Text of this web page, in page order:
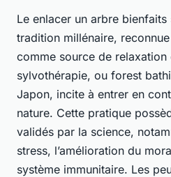
Le enlacer un arbre bienfaits
tradition millénaire,
comme source de relaxation
sylvothérapie, ou forest
Japon, incite à entrer en
nature. Cette pratique
validés par la science,
stress, l’amélioration du
système immunitaire. Les